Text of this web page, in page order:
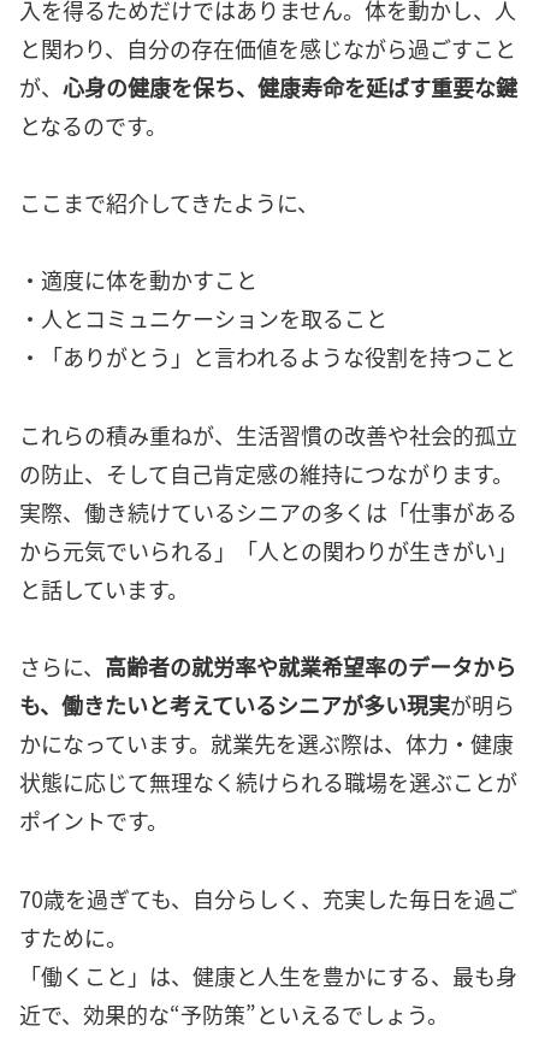
入を得るためだけではありません。体を動かし、人
と関わり、自分の存在価値を感じながら過ごすこと
が、 心身の健康を保ち、健康寿命を延ばす重要な鍵
となるのです。
ここまで紹介してきたように、
・適度に体を動かすこと
・人とコミュニケーションを取ること
・「ありがとう」と言われるような役割を持つこと
これらの積み重ねが、生活習慣の改善や社会的孤立
の防止、そして自己肯定感の維持につながります。
実際、働き続けているシニアの多くは「仕事がある
から元気でいられる」「人との関わりが生きがい」
と話しています。
さらに、 高齢者の就労率や就業希望率のデータから
も、働きたいと考えているシニアが多い現実が明ら
かになっています。就業先を選ぶ際は、体力・健康
状態に応じて無理なく続けられる職場を選ぶことが
ポイントです。
70歳を過ぎても、自分らしく、充実した毎日を過ご
すために。
「働くこと」は、健康と人生を豊かにする、最も身
近で、効果的な“予防策”といえるでしょう。